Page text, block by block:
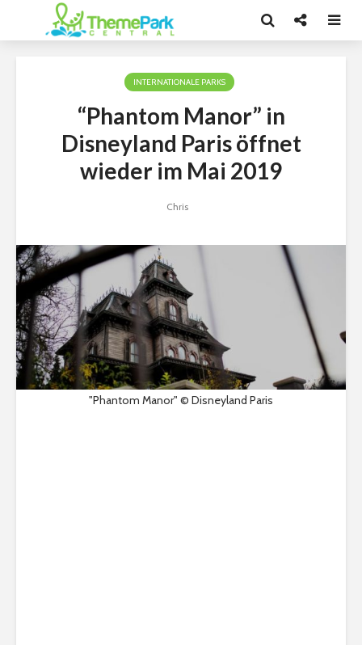
INTERNATIONALE PARKS
“Phantom Manor” in
Disneyland Paris öffnet
wieder im Mai 2019
Chris
"Phantom Manor" © Disneyland Paris